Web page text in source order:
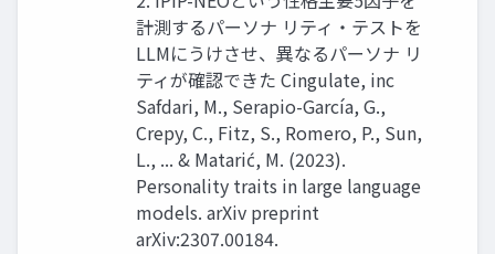
計測するパーソナ リティ・テストを
LLMにうけさせ、異なるパーソナ リ
ティが確認できた Cingulate, inc
Safdari, M., Serapio-García, G.,
Crepy, C., Fitz, S., Romero, P., Sun,
L., ... & Matarić, M. (2023).
Personality traits in large language
models. arXiv preprint
arXiv:2307.00184.